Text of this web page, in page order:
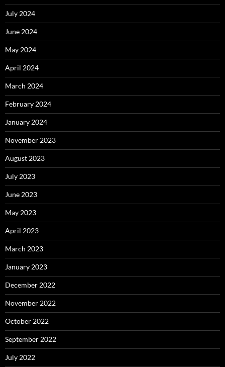
July 2024
June 2024
May 2024
April 2024
March 2024
February 2024
January 2024
November 2023
August 2023
July 2023
June 2023
May 2023
April 2023
March 2023
January 2023
December 2022
November 2022
October 2022
September 2022
July 2022